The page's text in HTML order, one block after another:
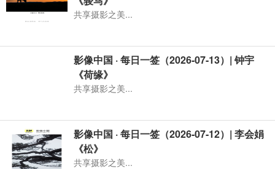
共享摄影之美...
影像中国 · 每日一签（2026-07-13）| 钟宇
《荷缘》
共享摄影之美...
影像中国 · 每日一签（2026-07-12）| 李会娟
《松》
共享摄影之美...